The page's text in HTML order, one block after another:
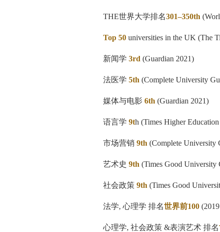
THE世界大学排名301–350th
Top 50 universities in the UK (The
新闻学 3rd (Guardian 2021)
法医学 5th (Complete University
媒体与电影 6th (Guardian 2021)
语言学 9th (Times Higher
市场营销 9th (Complete University
艺术史 9th (Times Good University
社会政策 9th (Times Good
法学, 心理学 排名世界前100(2019
心理学, 社会政策 &表演艺术 排名